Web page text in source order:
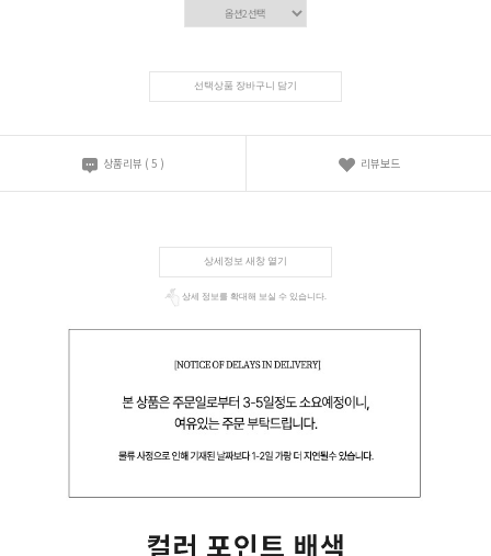
선택상품 장바구니 담기
상품리뷰 ( 5 ) 리뷰보드
상세정보 새창 열기
상세 정보를 확대해 보실 수 있습니다.